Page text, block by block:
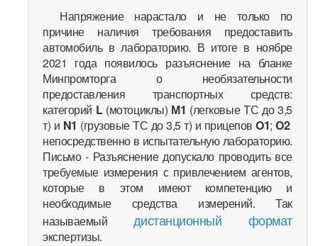
Напряжение нарастало и не только по
причине наличия требования предоставить
автомобиль в лабораторию. В итоге в ноябре
2021 года появилось разъяснение на бланке
Минпромторга о необязательности
предоставления транспортных средств:
категорий L (мотоциклы) М1 (легковые ТС до 3,5
т) и N1 (грузовые ТС до 3,5 т) и прицеповO1;O2
непосредственно в испытательную лабораторию.
Письмо - Разъяснение допускало проводить все
требуемые измерения с привлечением агентов,
которые в этом имеют компетенцию и
необходимые средства измерений. Так
называемый дистанционный формат
экспертизы.